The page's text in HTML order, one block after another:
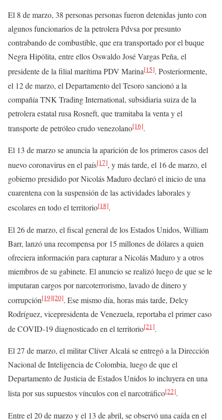
El 8 de marzo, 38 personas personas fueron detenidas junto con
algunos funcionarios de la petrolera Pdvsa por presunto
contrabando de combustible, que era transportado por el buque
Negra Hipólita, entre ellos Oswaldo José Vargas Peña, el
presidente de la filial marítima PDV Marina[15]. Posteriormente,
el 12 de marzo, el Departamento del Tesoro sancionó a la
compañía TNK Trading International, subsidiaria suiza de la
petrolera estatal rusa Rosneft, que tramitaba la venta y el
transporte de petróleo crudo venezolano[16].
El 13 de marzo se anuncia la aparición de los primeros casos del
nuevo coronavirus en el país[17], y más tarde, el 16 de marzo, el
gobierno presidido por Nicolás Maduro declaró el inicio de una
cuarentena con la suspensión de las actividades laborales y
escolares en todo el territorio[18].
El 26 de marzo, el fiscal general de los Estados Unidos, William
Barr, lanzó una recompensa por 15 millones de dólares a quien
ofreciera información para capturar a Nicolás Maduro y a otros
miembros de su gabinete. El anuncio se realizó luego de que se le
imputaran cargos por narcoterrorismo, lavado de dinero y
corrupción[19][20]. Ese mismo día, horas más tarde, Delcy
Rodríguez, vicepresidenta de Venezuela, reportaba el primer caso
de COVID-19 diagnosticado en el territorio[21].
El 27 de marzo, el militar Clíver Alcalá se entregó a la Dirección
Nacional de Inteligencia de Colombia, luego de que el
Departamento de Justicia de Estados Unidos lo incluyera en una
lista por sus supuestos vínculos con el narcotráfico[22].
Entre el 20 de marzo y el 13 de abril, se observó una caída en el